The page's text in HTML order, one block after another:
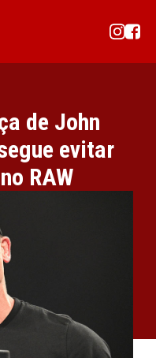
de John
evitar
RAW